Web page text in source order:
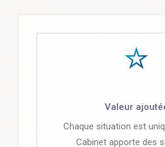
Valeur
Chaque situation est
Cabinet apporte des